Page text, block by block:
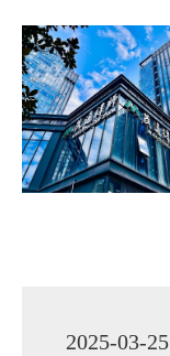
茂通帮你
忙
法治体检
2025-03-25